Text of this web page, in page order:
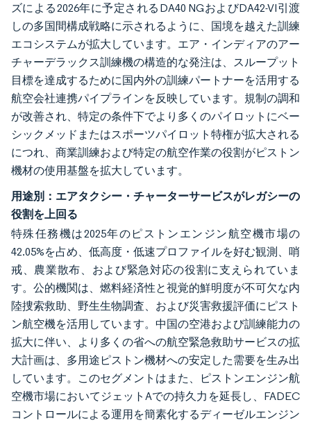
ズによる2026年に予定されるDA40 NGおよびDA42-VI引渡
しの多国間構成戦略に示されるように、国境を越えた訓練
エコシステムが拡大しています。エア・インディアのアー
チャーデラックス訓練機の構造的な発注は、スループット
目標を達成するために国内外の訓練パートナーを活用する
航空会社連携パイプラインを反映しています。規制の調和
が改善され、特定の条件下でより多くのパイロットにベー
シックメッドまたはスポーツパイロット特権が拡大される
につれ、商業訓練および特定の航空作業の役割がピストン
機材の使用基盤を拡大しています。
用途別：エアタクシー・チャーターサービスがレガシーの
役割を上回る
特殊任務機は2025年のピストンエンジン航空機市場の
42.05%を占め、低高度・低速プロファイルを好む観測、哨
戒、農業散布、および緊急対応の役割に支えられていま
す。公的機関は、燃料経済性と視覚的鮮明度が不可欠な内
陸捜索救助、野生生物調査、および災害救援評価にピスト
ン航空機を活用しています。中国の空港および訓練能力の
拡大に伴い、より多くの省への航空緊急救助サービスの拡
大計画は、多用途ピストン機材への安定した需要を生み出
しています。このセグメントはまた、ピストンエンジン航
空機市場においてジェットAでの持久力を延長し、FADEC
コントロールによる運用を簡素化するディーゼルエンジン